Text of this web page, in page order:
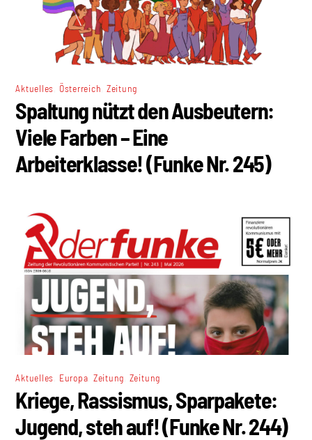
Aktuelles Österreich Zeitung
Spaltung nützt den Ausbeutern:
Viele Farben – Eine
Arbeiterklasse! (Funke Nr. 245)
Aktuelles Europa Zeitung Zeitung
Kriege, Rassismus, Sparpakete:
Jugend, steh auf! (Funke Nr. 244)